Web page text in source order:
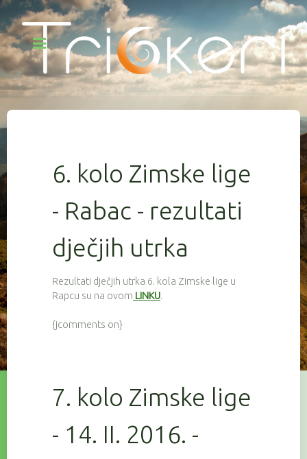
6. kolo Zimske lige
- Rabac - rezultati
dječjih utrka
Rezultati dječjih utrka 6. kola Zimske lige u
Rapcu su na ovom LINKU.
{jcomments on}
7. kolo Zimske lige
- 14. II. 2016. -